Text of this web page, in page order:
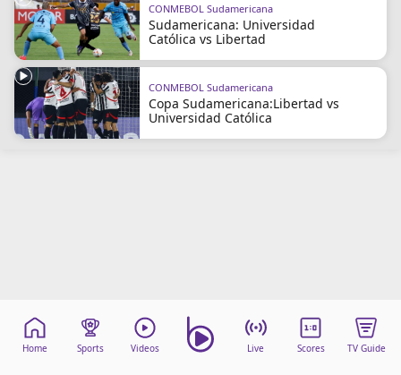
CONMEBOL Sudamericana
Sudamericana: Universidad
Católica vs Libertad
CONMEBOL Sudamericana
Copa Sudamericana:Libertad vs
Universidad Católica
Home Sports Videos Live Scores TV Guide